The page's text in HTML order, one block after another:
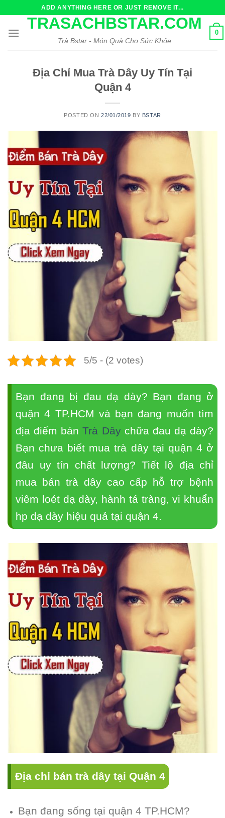
content
ADD ANYTHING HERE OR JUST REMOVE IT...
TRASACHBSTAR.COM
Trà Bstar - Món Quà Cho Sức Khỏe
0
Địa Chỉ Mua Trà Dây Uy Tín Tại
Quận 4
POSTED ON 22/01/2019 BY BSTAR
5/5 - (2 votes)
Bạn đang bị đau dạ dày? Bạn đang ở
quận 4 TP.HCM và bạn đang muốn tìm
địa điếm bánTrà Dâychữa đau dạ dày?
Bạn chưa biết mua trà dây tại quận 4 ở
đâu uy tín chất lượng? Tiết lộ địa chỉ
mua bán trà dây cao cấp hỗ trợ bệnh
viêm loét dạ dày, hành tá tràng, vi khuẩn
hp dạ dày hiệu quả tại quận 4.
Địa chỉ bán trà dây tại Quận 4
Bạn đang sống tại quận 4 TP.HCM?